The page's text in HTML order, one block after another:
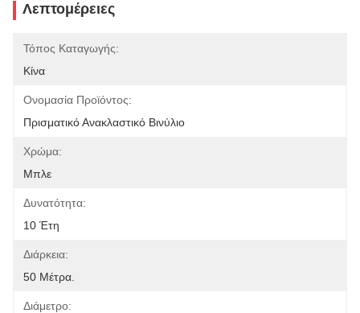
Λεπτομέρειες
Τόπος Καταγωγής:
Κίνα
Ονομασία Προϊόντος:
Πρισματικό Ανακλαστικό Βινύλιο
Χρώμα:
Μπλε
Δυνατότητα:
10 Έτη
Διάρκεια:
50 Μέτρα.
Διάμετρο: